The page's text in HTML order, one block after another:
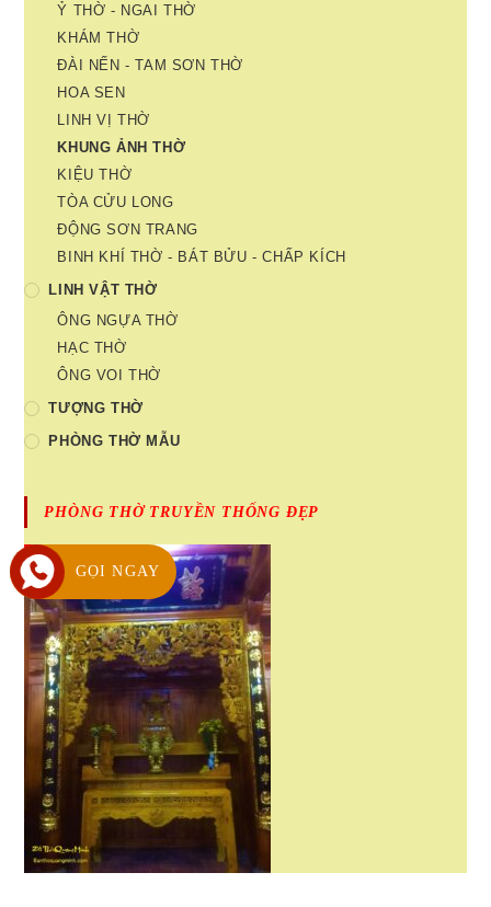
Ỷ THỜ - NGAI THỜ
KHÁM THỜ
ĐÀI NẾN - TAM SƠN THỜ
HOA SEN
LINH VỊ THỜ
KHUNG ẢNH THỜ
KIỆU THỜ
TÒA CỬU LONG
ĐỘNG SƠN TRANG
BINH KHÍ THỜ - BÁT BỬU - CHẤP KÍCH
LINH VẬT THỜ
ÔNG NGỰA THỜ
HẠC THỜ
ÔNG VOI THỜ
TƯỢNG THỜ
PHÒNG THỜ MẪU
PHÒNG THỜ TRUYỀN THỐNG ĐẸP
GỌI NGAY